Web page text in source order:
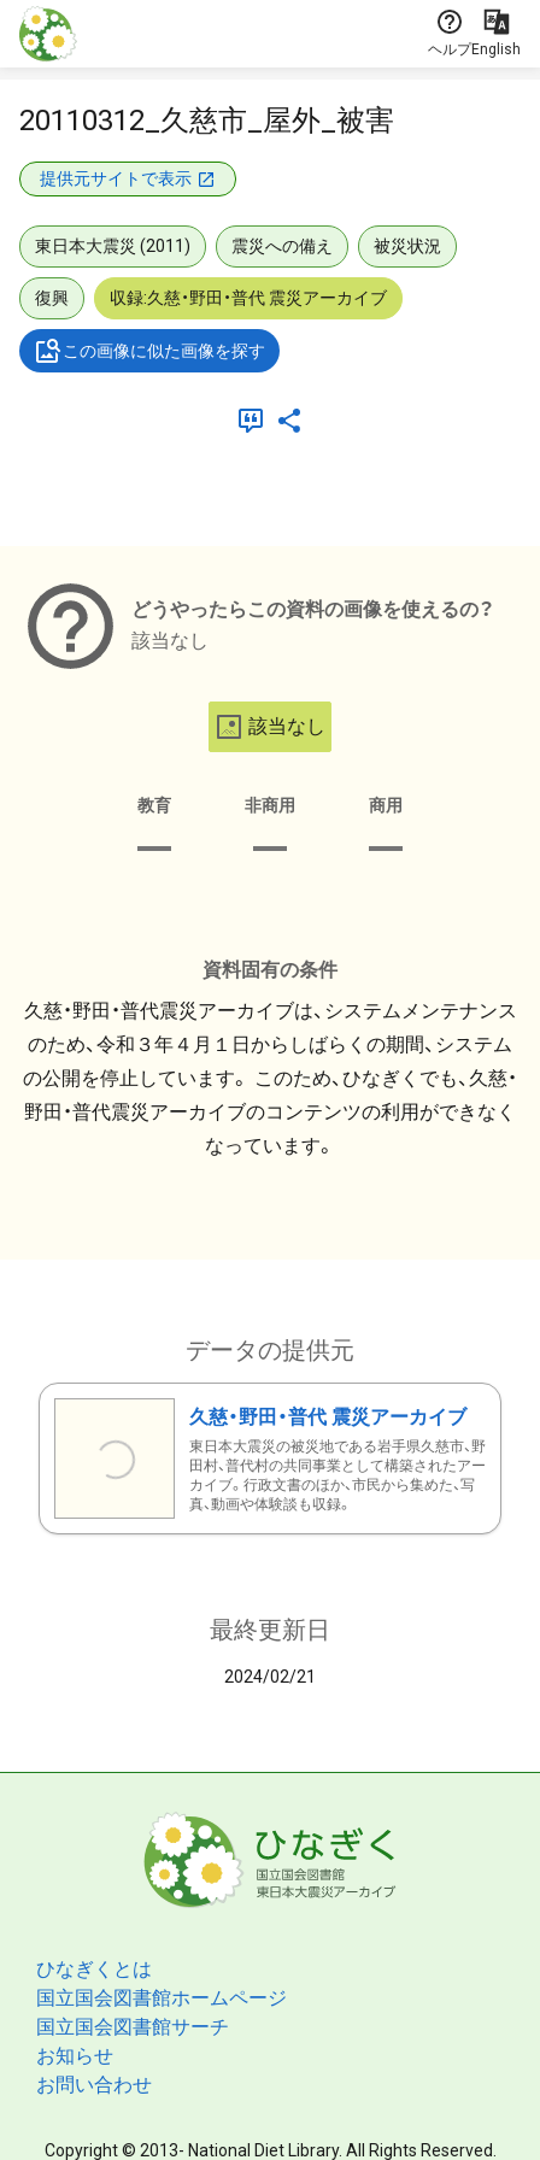
本文に飛ぶ
ヘルプEnglish
20110312_久慈市_屋外_被害
提供元サイトで表示
東日本大震災 (2011) 震災への備え 被災状況
復興 収録:久慈・野田・普代 震災アーカイブ
この画像に似た画像を探す
どうやったらこの資料の画像を使えるの？
該当なし
該当なし
教育 非商用 商用
資料固有の条件
久慈・野田・普代震災アーカイブは、システムメンテナンス
のため、令和３年４月１日からしばらくの期間、システム
の公開を停止しています。 このため、ひなぎくでも、久慈・
野田・普代震災アーカイブのコンテンツの利用ができなく
なっています。
データの提供元
久慈・野田・普代 震災アーカイブ
東日本大震災の被災地である岩手県久慈市、野
田村、普代村の共同事業として構築されたアー
カイブ。行政文書のほか、市民から集めた、写
真、動画や体験談も収録。
最終更新日
2024/02/21
ひなぎくとは
国立国会図書館ホームページ
国立国会図書館サーチ
お知らせ
お問い合わせ
Copyright © 2013- National Diet Library. All Rights Reserved.